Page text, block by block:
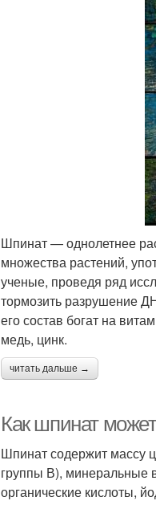
Шпинат — однолетнее
множества растений,
ученые, проведя ряд
тормозить разрушение
его состав богат на
медь, цинк.
читать дальше →
Как шпинат
Шпинат содержит массу
группы В), минеральные
органические кислоты,